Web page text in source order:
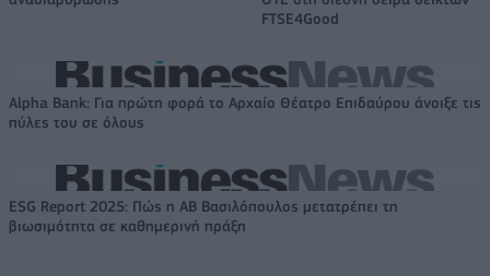
FTSE4Good
Alpha Bank: Για πρώτη φορά το Αρχαίο Θέατρο Επιδαύρου άνοιξε τις
πύλες του σε όλους
ESG Report 2025: Πώς η ΑΒ Βασιλόπουλος μετατρέπει τη
βιωσιμότητα σε καθημερινή πράξη